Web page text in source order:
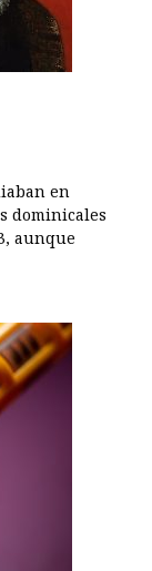
en
dominicales
aunque